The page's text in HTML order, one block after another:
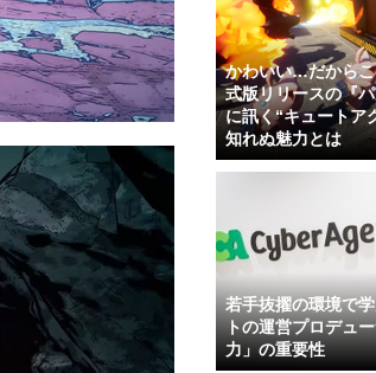
かわいい…だから
式版リリースの『
に訊く“キュートア
知れぬ魅力とは
若手抜擢の環境で
トの運営プロデュ
力」の重要性